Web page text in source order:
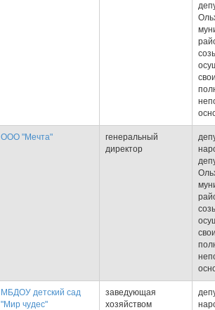
свои
ООО "Мечта"
генеральный
директор
свои
МБДОУ детский сад
"Мир чудес"
заведующая
хозяйством